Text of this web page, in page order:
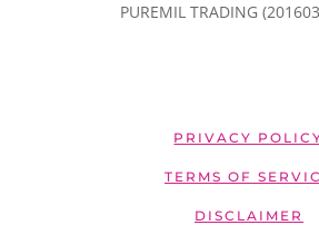
PUREMIL TRADING
PRIVACY
TERMS OF
DISCLAIMER